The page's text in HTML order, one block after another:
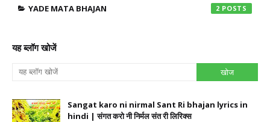
YADE MATA BHAJAN 2
यह ब्लॉग खोजें
Sangat karo ni nirmal Sant Ri bhajan lyrics in
hindi | संगत करो नी निर्मल संत री लिरिक्स